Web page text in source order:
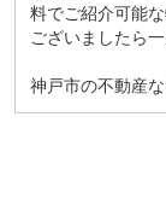
料でご紹介可能
ございましたら
神戸市の不動産